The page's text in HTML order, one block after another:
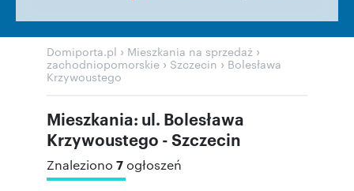
Domiporta.pl › Mieszkania na sprzedaż ›
zachodniopomorskie › Szczecin › Bolesława
Krzywoustego
Mieszkania: ul. Bolesława
Krzywoustego - Szczecin
Znaleziono 7ogłoszeń